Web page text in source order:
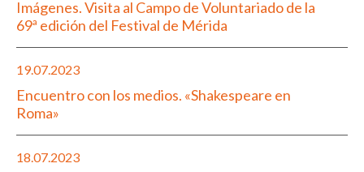
Imágenes. Visita al Campo de Voluntariado de la
69ª edición del Festival de Mérida
19.07.2023
Encuentro con los medios. «Shakespeare en
Roma»
18.07.2023